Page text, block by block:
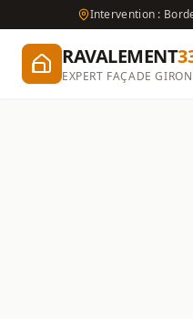
Intervention :
RAVALEMENT
EXPERT FAÇADE